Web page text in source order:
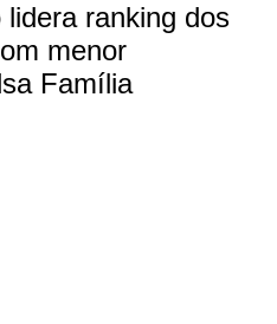
ranking dos
menor
Família